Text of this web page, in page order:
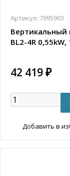
Артикул: 7995903
Вертикальный
BL2-4R 0,55kW,
42 419 ₽
Добавить в